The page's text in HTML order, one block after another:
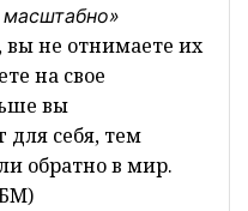
вы не отнимаете их
на свое
вы
для себя, тем
обратно в мир.